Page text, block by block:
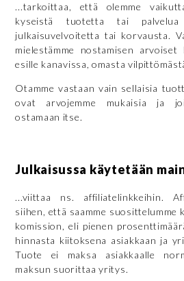
...tarkoittaa, että olemme
kyseistä tuotetta tai palvelua
julkaisuvelvoitetta tai korvausta.
mielestämme nostamisen arvoiset
esille kanavissa, omasta
Otamme vastaan vain sellaisia
ovat arvojemme mukaisia ja
ostamaan itse.
Julkaisussa käytetään
...viittaa ns. affiliatelinkkeihin.
siihen, että saamme suosittelumme
komission, eli pienen
hinnasta kiitoksena asiakkaan ja
Tuote ei maksa asiakkaalle
maksun suorittaa yritys.